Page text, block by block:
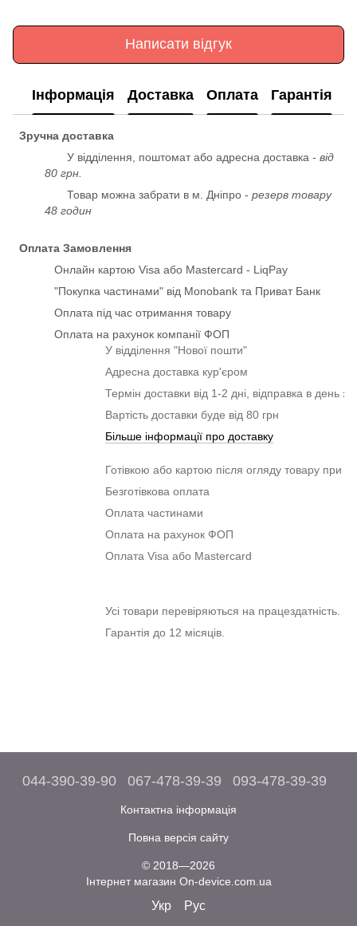
Написати відгук
Інформація Доставка Оплата Гарантія
Зручна доставка
У відділення, поштомат або адресна доставка - від
80 грн.
Товар можна забрати в м. Дніпро - резерв товару
48 годин
Оплата Замовлення
Онлайн картою Visa або Mastercard - LiqPay
"Покупка частинами" від Monobank та Приват Банк
Оплата під час отримання товару
Оплата на рахунок компанії ФОП
У відділення "Нової пошти"
Адресна доставка кур'єром
Термін доставки від 1-2 дні, відправка в день
Вартість доставки буде від 80 грн
Більше інформації про доставку
Готівкою або картою після огляду товару при
Безготівкова оплата
Оплата частинами
Оплата на рахунок ФОП
Оплата Visa або Mastercard
Усі товари перевіряються на працездатність.
Гарантія до 12 місяців.
044-390-39-90 067-478-39-39 093-478-39-39
Контактна інформація
Повна версія сайту
© 2018—2026
Інтернет магазин On-device.com.ua
Укр Рус